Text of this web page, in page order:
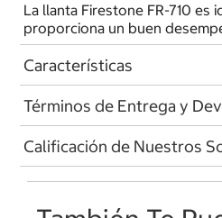
La llanta Firestone FR-710
proporciona un buen
Características
Términos de Entrega y
Calificación de Nuestros